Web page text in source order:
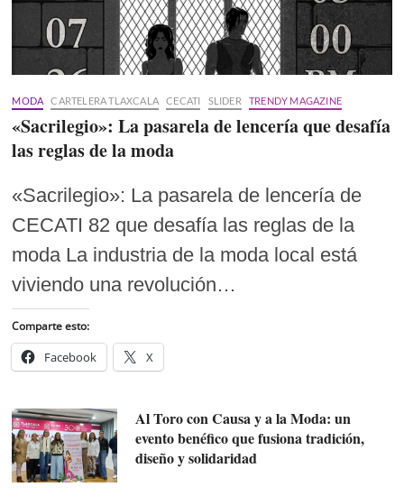
MODA CARTELERA TLAXCALA CECATI SLIDER TRENDY MAGAZINE
«Sacrilegio»: La pasarela de lencería que desafía
las reglas de la moda
«Sacrilegio»: La pasarela de lencería de
CECATI 82 que desafía las reglas de la
moda La industria de la moda local está
viviendo una revolución…
Comparte esto:
Facebook X
Al Toro con Causa y a la Moda: un
evento benéfico que fusiona tradición,
diseño y solidaridad